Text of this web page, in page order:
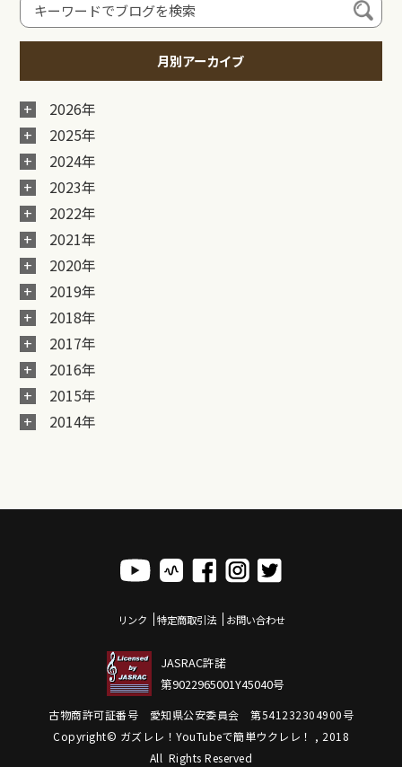
月別アーカイブ
2026年
2025年
2024年
2023年
2022年
2021年
2020年
2019年
2018年
2017年
2016年
2015年
2014年
リンク 特定商取引法 お問い合わせ
JASRAC許諾
第9022965001Y45040号
古物商許可証番号 愛知県公安委員会 第541232304900号
Copyright© ガズレレ！YouTubeで簡単ウクレレ！ , 2018
All Rights Reserved